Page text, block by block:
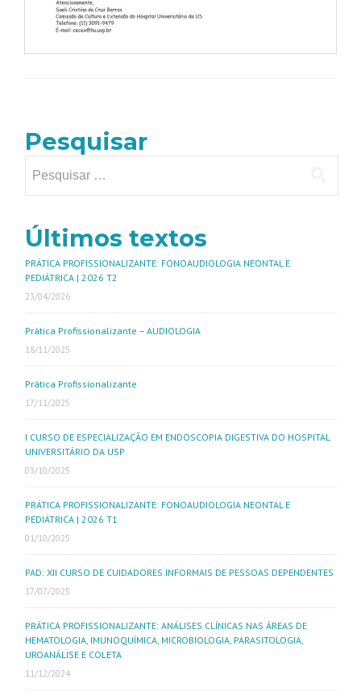
Pesquisar
Últimos textos
PRÁTICA PROFISSIONALIZANTE: FONOAUDIOLOGIA NEONTAL E
PEDIÁTRICA | 2026 T2
23/04/2026
Prática Profissionalizante – AUDIOLOGIA
18/11/2025
Prática Profissionalizante
17/11/2025
I CURSO DE ESPECIALIZAÇÃO EM ENDOSCOPIA DIGESTIVA DO HOSPITAL
UNIVERSITÁRIO DA USP
03/10/2025
PRÁTICA PROFISSIONALIZANTE: FONOAUDIOLOGIA NEONTAL E
PEDIÁTRICA | 2026 T1
01/10/2025
PAD: XII CURSO DE CUIDADORES INFORMAIS DE PESSOAS DEPENDENTES
17/07/2025
PRÁTICA PROFISSIONALIZANTE: ANÁLISES CLÍNICAS NAS ÁREAS DE
HEMATOLOGIA, IMUNOQUÍMICA, MICROBIOLOGIA, PARASITOLOGIA,
UROANÁLISE E COLETA
11/12/2024